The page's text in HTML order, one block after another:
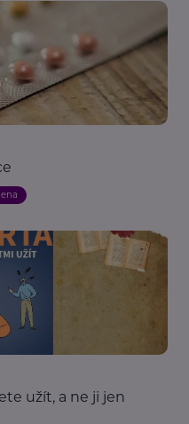
užít, a ne ji jen